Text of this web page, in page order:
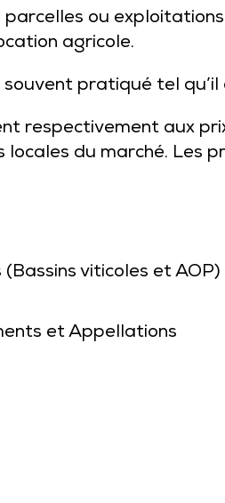
ou
agricole.
pratiqué tel
respectivement aux
du marché. Les
viticoles et
et Appellations